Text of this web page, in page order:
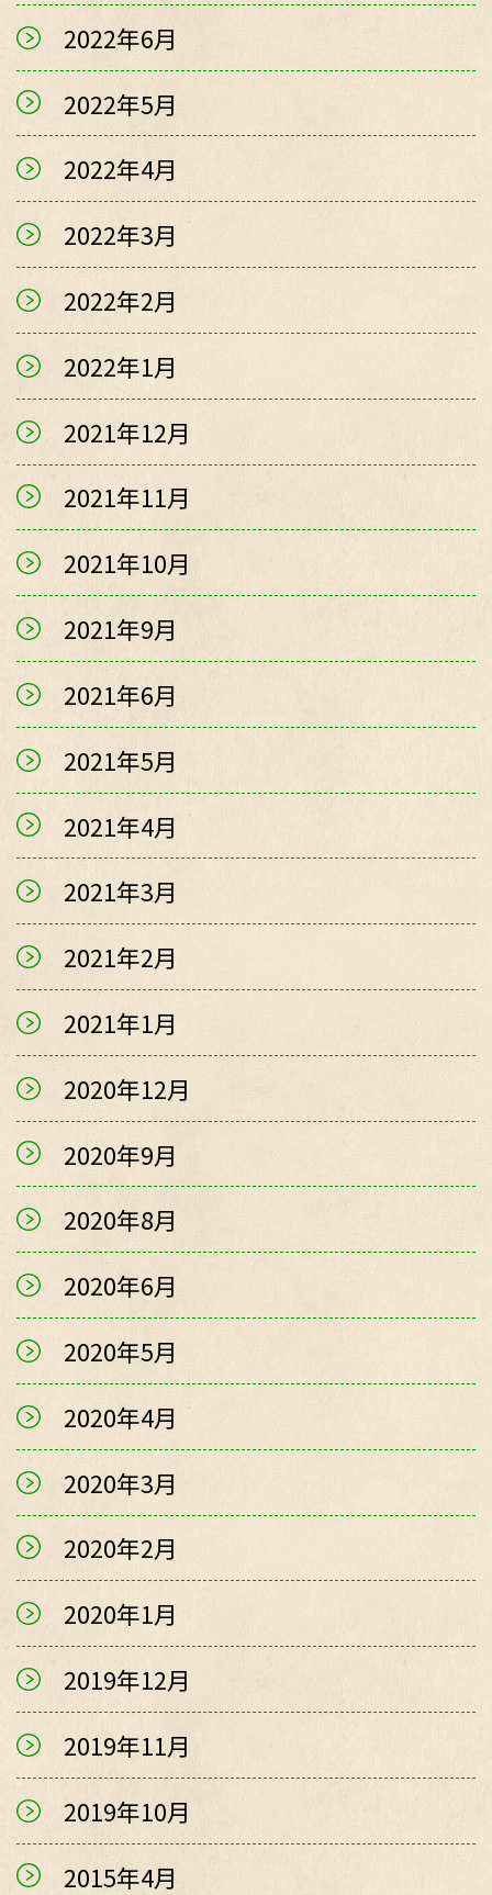
2022年6月
2022年5月
2022年4月
2022年3月
2022年2月
2022年1月
2021年12月
2021年11月
2021年10月
2021年9月
2021年6月
2021年5月
2021年4月
2021年3月
2021年2月
2021年1月
2020年12月
2020年9月
2020年8月
2020年6月
2020年5月
2020年4月
2020年3月
2020年2月
2020年1月
2019年12月
2019年11月
2019年10月
2015年4月